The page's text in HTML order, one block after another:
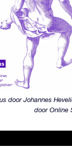
door Johannes
door Online